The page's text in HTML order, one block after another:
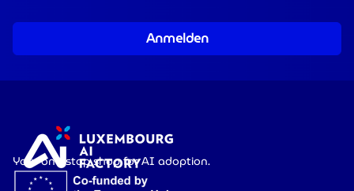
Anmelden
Your one-stop shop for AI adoption.